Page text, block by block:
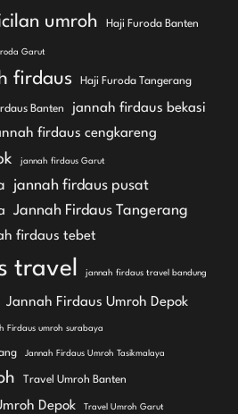
umroh Haji Furoda Banten
Garut
firdaus Haji Furoda Tangerang
Banten
jannah firdaus bekasi
firdaus cengkareng
jannah firdaus Garut
jannah firdaus pusat
Jannah Firdaus Tangerang
firdaus tebet
travel jannah firdaus travel bandung
Jannah Firdaus Umroh Depok
Firdaus umroh surabaya
Jannah Firdaus Umroh Tasikmalaya
Travel Umroh Banten
Depok Travel Umroh Garut